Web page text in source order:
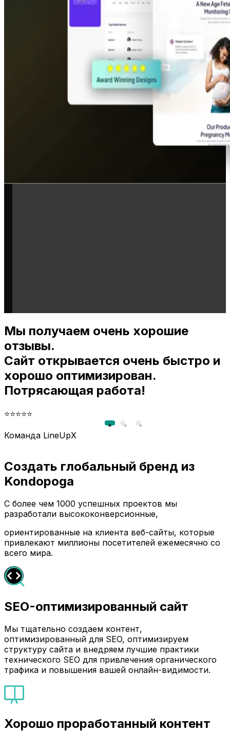
Мы получаем очень хорошие
отзывы.
Сайт открывается очень быстро и
хорошо оптимизирован.
Потрясающая работа!
⭐⭐⭐⭐⭐
Команда LineUpX
Создать глобальный бренд из
Kondopoga
С более чем 1000 успешных проектов мы
разработали высококонверсионные,
ориентированные на клиента веб-сайты, которые
привлекают миллионы посетителей ежемесячно со
всего мира.
SEO-оптимизированный сайт
Мы тщательно создаем контент,
оптимизированный для SEO, оптимизируем
структуру сайта и внедряем лучшие практики
технического SEO для привлечения органического
трафика и повышения вашей онлайн-видимости.
Хорошо проработанный контент